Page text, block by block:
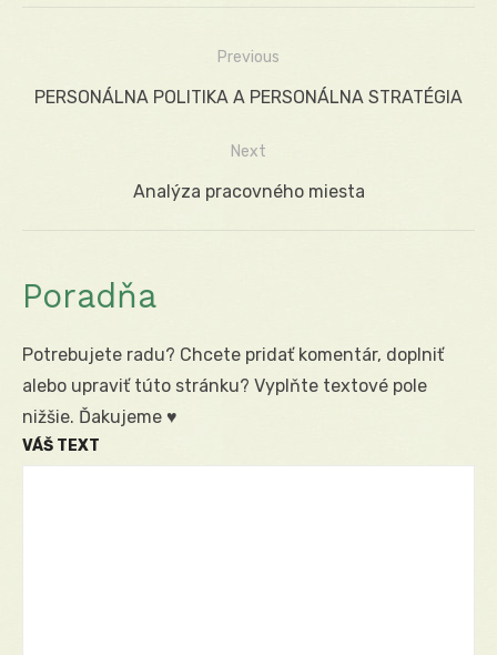
Navigácia
Previous
Previous
PERSONÁLNA POLITIKA A PERSONÁLNA STRATÉGIA
Next
Next
Analýza pracovného miesta
Poradňa
Potrebujete radu? Chcete pridať komentár, doplniť
alebo upraviť túto stránku? Vyplňte textové pole
nižšie. Ďakujeme ♥
VÁŠ TEXT